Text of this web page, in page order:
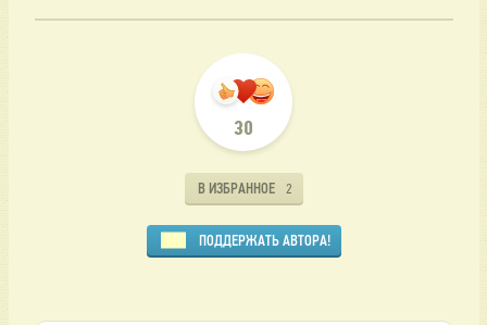
30
В ИЗБРАННОЕ 2
ПОДДЕРЖАТЬ АВТОРА!